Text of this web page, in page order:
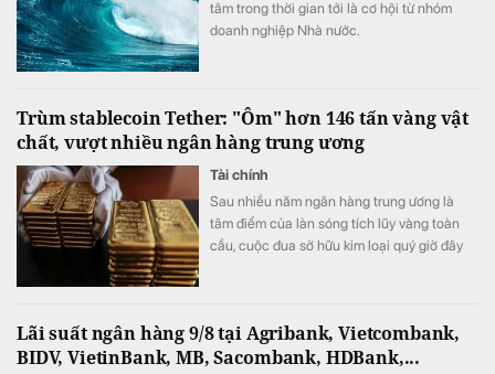
tâm trong thời gian tới là cơ hội từ nhóm
doanh nghiệp Nhà nước.
Trùm stablecoin Tether: "Ôm" hơn 146 tấn vàng vật
chất, vượt nhiều ngân hàng trung ương
Tài chính
Sau nhiều năm ngân hàng trung ương là
tâm điểm của làn sóng tích lũy vàng toàn
cầu, cuộc đua sở hữu kim loại quý giờ đây
Lãi suất ngân hàng 9/8 tại Agribank, Vietcombank,
BIDV, VietinBank, MB, Sacombank, HDBank,...